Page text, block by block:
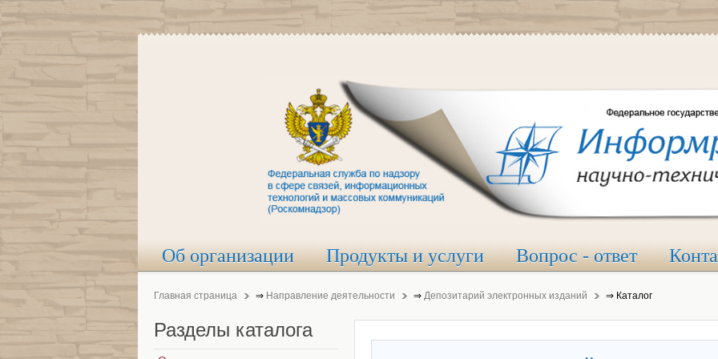
Об организации Продукты и услуги Вопрос - ответ
Главная страница ⇒ Направление деятельности ⇒ Депозитарий электронных изданий ⇒ Каталог
Разделы каталога